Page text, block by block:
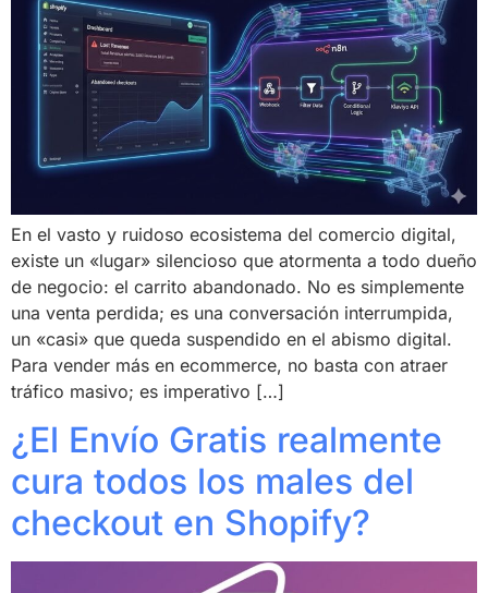
En el vasto y ruidoso ecosistema del comercio digital,
existe un «lugar» silencioso que atormenta a todo dueño
de negocio: el carrito abandonado. No es simplemente
una venta perdida; es una conversación interrumpida,
un «casi» que queda suspendido en el abismo digital.
Para vender más en ecommerce, no basta con atraer
tráfico masivo; es imperativo […]
¿El Envío Gratis realmente
cura todos los males del
checkout en Shopify?